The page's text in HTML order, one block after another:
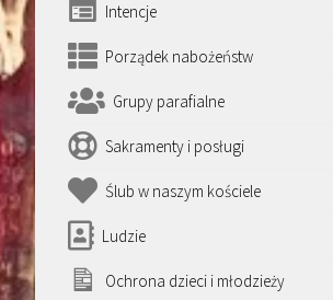
Intencje
Porządek nabożeństw
Grupy parafialne
Sakramenty i posługi
Ślub w naszym kościele
Ludzie
Ochrona dzieci i młodzieży